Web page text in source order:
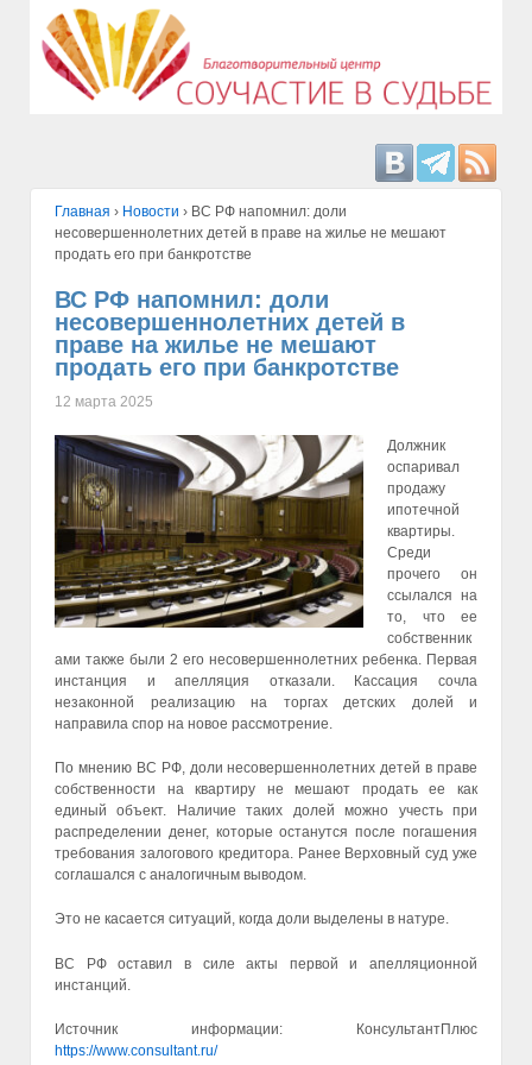
Главная › Hовости › ВС РФ напомнил: доли
несовершеннолетних детей в праве на жилье не мешают
продать его при банкротстве
ВС РФ напомнил: доли
несовершеннолетних детей в
праве на жилье не мешают
продать его при банкротстве
12 марта 2025
Должник
оспаривал
продажу
ипотечной
квартиры.
Среди
прочего он
ссылался на
то, что ее
собственник
ами также были 2 его несовершеннолетних ребенка. Первая
инстанция и апелляция отказали. Кассация сочла
незаконной реализацию на торгах детских долей и
направила спор на новое рассмотрение.
По мнению ВС РФ, доли несовершеннолетних детей в праве
собственности на квартиру не мешают продать ее как
единый объект. Наличие таких долей можно учесть при
распределении денег, которые останутся после погашения
требования залогового кредитора. Ранее Верховный суд уже
соглашался с аналогичным выводом.
Это не касается ситуаций, когда доли выделены в натуре.
ВС РФ оставил в силе акты первой и апелляционной
инстанций.
Источник информации: КонсультантПлюс
https://www.consultant.ru/